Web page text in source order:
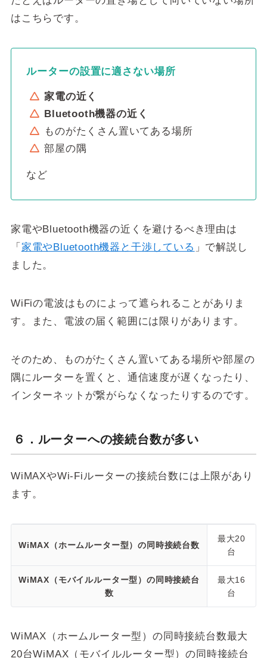
はこちらです。
ルーターの設置に適さない場所
家電の近く
Bluetooth機器の近く
ものがたくさん置いてある場所
部屋の隅
など
家電やBluetooth機器の近くを避けるべき理由は
「 家電やBluetooth機器と干渉している 」で解説し
ました。
WiFiの電波はものによって遮られることがありま
す。また、電波の届く範囲には限りがあります。
そのため、ものがたくさん置いてある場所や部屋の
隅にルーターを置くと、通信速度が遅くなったり、
インターネットが繋がらなくなったりするのです。
６．ルーターへの接続台数が多い
WiMAXやWi-Fiルーターの接続台数には上限があり
ます。
WiMAX（ホームルーター型）の同時接続台数
最大20
台
WiMAX（モバイルルーター型）の同時接続台
数
最大16
台
WiMAX（ホームルーター型）の同時接続台数最大
20台WiMAX（モバイルルーター型）の同時接続台